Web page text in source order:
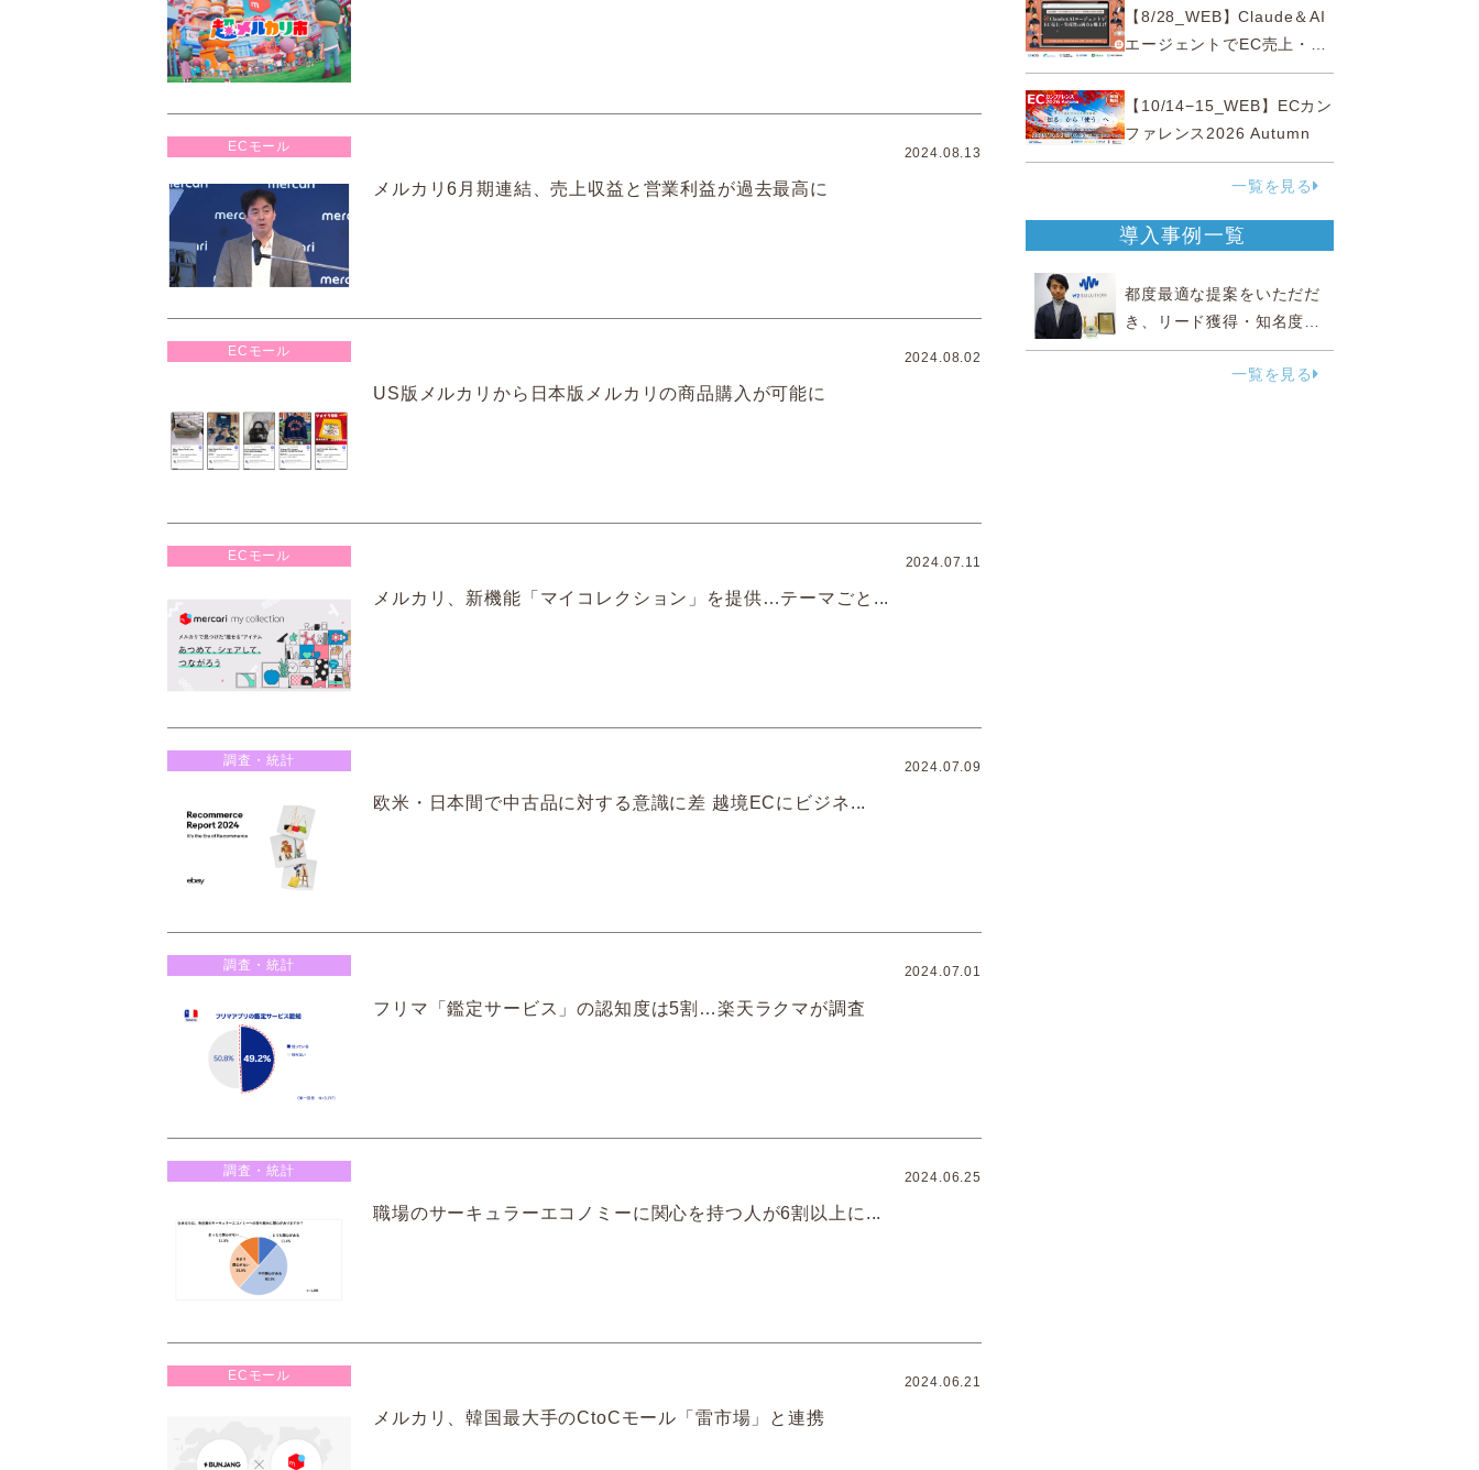
ECモール 2024.08.13
メルカリ6月期連結、売上収益と営業利益が過去最高に
ECモール 2024.08.02
US版メルカリから日本版メルカリの商品購入が可能に
ECモール 2024.07.11
メルカリ、新機能「マイコレクション」を提供…テーマごと...
調査・統計 2024.07.09
欧米・日本間で中古品に対する意識に差 越境ECにビジネ...
調査・統計 2024.07.01
フリマ「鑑定サービス」の認知度は5割…楽天ラクマが調査
調査・統計 2024.06.25
職場のサーキュラーエコノミーに関心を持つ人が6割以上に...
ECモール 2024.06.21
メルカリ、韓国最大手のCtoCモール「雷市場」と連携
性“あいまいゾーン”大攻略セ
ミナー
【8/28_WEB】Claude＆AI
エージェントでEC売上・生
産性の両方を爆上げ ～ただ
使うだけじゃない！&qu...
【10/14−15_WEB】ECカン
ファレンス2026 Autumn
一覧を見る
導入事例一覧
都度最適な提案をいただだ
き、リード獲得・知名度向
上に効果実感
一覧を見る